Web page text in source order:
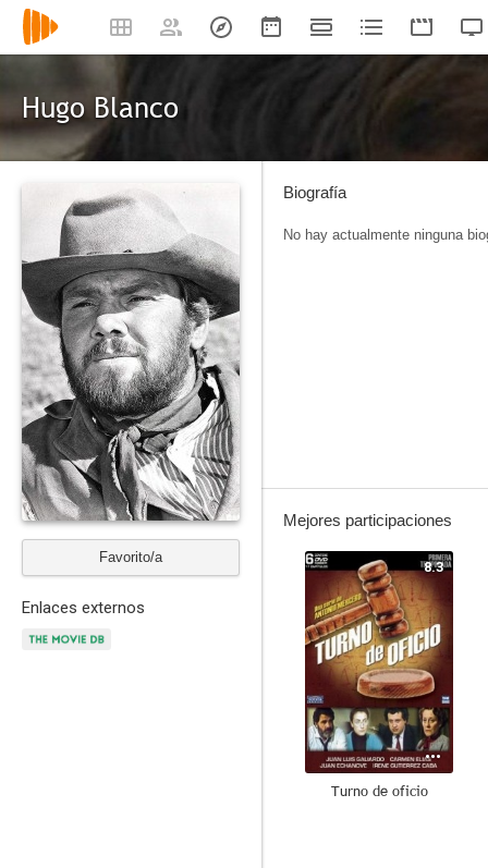
Hugo Blanco
Favorito/a
Enlaces externos
Biografía
No hay actualmente ninguna
Mejores participaciones
8.3
Turno de oficio